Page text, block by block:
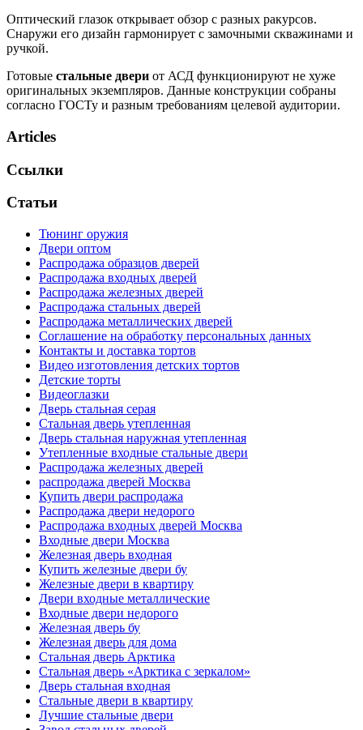
Оптический глазок открывает обзор с разных ракурсов.
Снаружи его дизайн гармонирует с замочными скважинами и
ручкой.
Готовые стальные двери от АСД функционируют не хуже
оригинальных экземпляров. Данные конструкции собраны
согласно ГОСТу и разным требованиям целевой аудитории.
Articles
Ссылки
Статьи
Тюнинг оружия
Двери оптом
Распродажа образцов дверей
Распродажа входных дверей
Распродажа железных дверей
Распродажа стальных дверей
Распродажа металлических дверей
Соглашение на обработку персональных данных
Контакты и доставка тортов
Видео изготовления детских тортов
Детские торты
Видеоглазки
Дверь стальная серая
Стальная дверь утепленная
Дверь стальная наружная утепленная
Утепленные входные стальные двери
Распродажа железных дверей
распродажа дверей Москва
Купить двери распродажа
Распродажа двери недорого
Распродажа входных дверей Москва
Входные двери Москва
Железная дверь входная
Купить железные двери бу
Железные двери в квартиру
Двери входные металлические
Входные двери недорого
Железная дверь бу
Железная дверь для дома
Стальная дверь Арктика
Стальная дверь «Арктика с зеркалом»
Дверь стальная входная
Стальные двери в квартиру
Лучшие стальные двери